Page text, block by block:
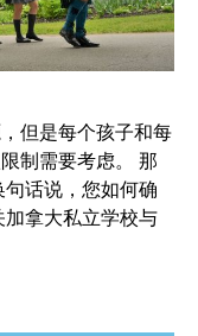
但是每个孩子和每
制需要考虑。 那
话说，您如何确
拿大私立学校与